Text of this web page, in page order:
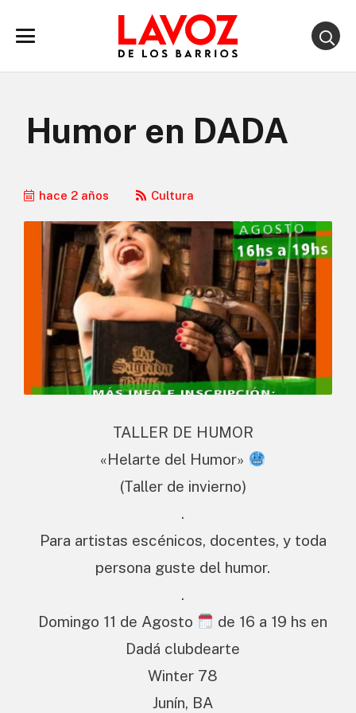
Humor en DADA
hace 2 años Cultura
TALLER DE HUMOR
«Helarte del Humor»
(Taller de invierno)
.
Para artistas escénicos, docentes, y toda
persona guste del humor.
.
Domingo 11 de Agosto
de 16 a 19 hs en
Dadá clubdearte
Winter 78
Junín, BA